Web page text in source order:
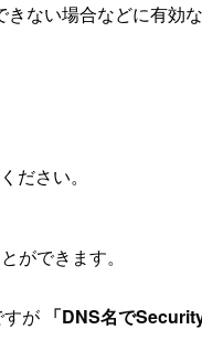
ない場合などに有効な
ださい。
ができます。
が 「DNS名で